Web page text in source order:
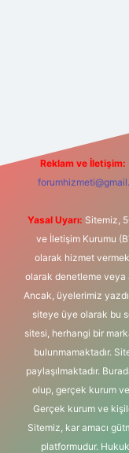
Reklam ve İletişim:
Yasal Uyarı: Sitemiz,
ve İletişim Kurumu
olarak hizmet
olarak denetleme veya
Ancak, üyelerimiz
siteye üye olarak bu
sitesi, herhangi bir
bulunmamaktadır.
paylaşılmaktadır.
olup, gerçek kurum
Gerçek kurum ve
Sitemiz, kar amacı
platformudur.